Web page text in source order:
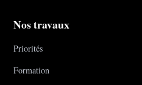
Nos travaux
Priorités
Formation